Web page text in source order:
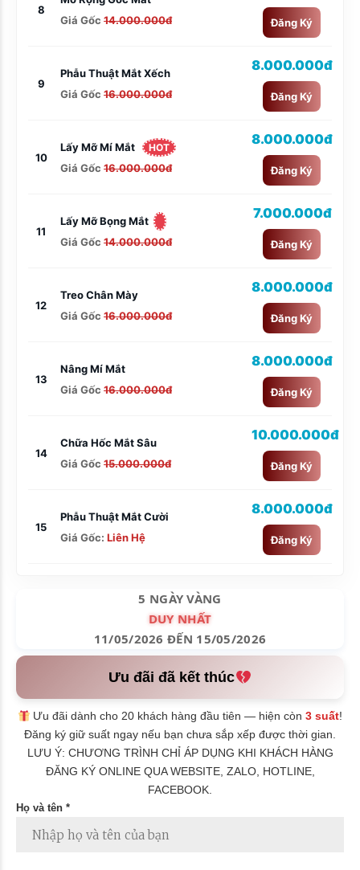
8
Giá Gốc 14.000.000đ Đăng Ký
9
Phẫu Thuật Mắt Xếch
Giá Gốc 16.000.000đ
8.000.000đ
Đăng Ký
10
Lấy Mỡ Mí Mắt HOT
Giá Gốc 16.000.000đ
8.000.000đ
Đăng Ký
11
Lấy Mỡ Bọng Mắt
Giá Gốc 14.000.000đ
7.000.000đ
Đăng Ký
12
Treo Chân Mày
Giá Gốc 16.000.000đ
8.000.000đ
Đăng Ký
13
Nâng Mí Mắt
Giá Gốc 16.000.000đ
8.000.000đ
Đăng Ký
14
Chữa Hốc Mắt Sâu
Giá Gốc 15.000.000đ
10.000.000đ
Đăng Ký
15
Phẫu Thuật Mắt Cười
Giá Gốc: Liên Hệ
8.000.000đ
Đăng Ký
5 NGÀY VÀNG
DUY NHẤT
11/05/2026 ĐẾN 15/05/2026
Ưu đãi đã kết thúc
Ưu đãi dành cho 20 khách hàng đầu tiên — hiện còn3 suất!
Đăng ký giữ suất ngay nếu bạn chưa sắp xếp được thời gian.
LƯU Ý: CHƯƠNG TRÌNH CHỈ ÁP DỤNG KHI KHÁCH HÀNG
ĐĂNG KÝ ONLINE QUA WEBSITE, ZALO, HOTLINE,
FACEBOOK.
Họ và tên *